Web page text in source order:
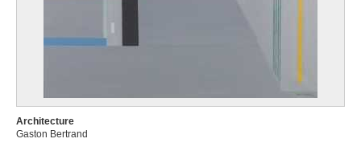
Architecture
Gaston Bertrand